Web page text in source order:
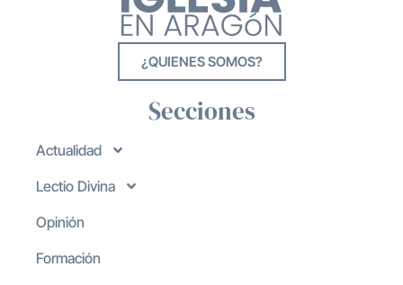
¿QUIENES SOMOS?
Secciones
Actualidad
Lectio Divina
Opinión
Formación